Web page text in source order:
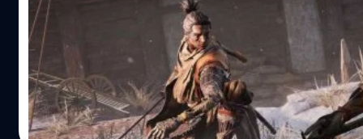
Sekiro Shadow Die Twice หนึ่งในเกมสุดท้าทายจากทีม
From Software ผู้สร้าง Dark Souls ทั้ง 3 ภาค, Bloodborne
และ Elden Ring (เกมแห่งปี 2022) ได้ถูกเลือกให้เป็นเกมที่
ยากที่สุดจากค่าย โดยผลโหวตถูกเลือกโดยชาว Reddit หลัง
จากมีผู้ใช้ชื่อว่า Glxyoea เปิดกระทู้ถามว่า 'ควรซื้อ
Bloodborne มาลองเล่นไหม หากไม่เคยเล่นเกมแนว Souls มา
กรณ์รัฐภาส ธนวัตไชยศรี| 1155 days ago
Read More